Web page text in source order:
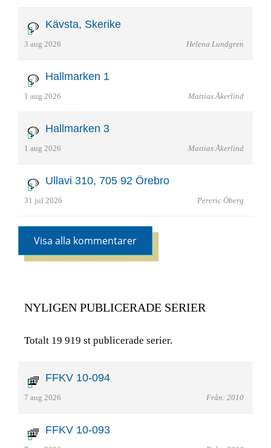
Kävsta, Skerike
3 aug 2026 Helena Lundgren
Hallmarken 1
1 aug 2026 Mattias Åkerlind
Hallmarken 3
1 aug 2026 Mattias Åkerlind
Ullavi 310, 705 92 Örebro
31 jul 2026 Pereric Öberg
Visa alla kommentarer
NYLIGEN PUBLICERADE SERIER
Totalt 19 919 st publicerade serier.
FFKV 10-094
7 aug 2026 Från: 2010
FFKV 10-093